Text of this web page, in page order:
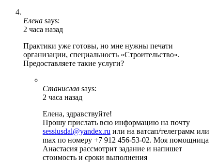
Елена says:
2 часа назад
Практики уже готовы, но мне нужны печати
организации, специальность «Строительство».
Предоставляете такие услуги?
Станислав says:
2 часа назад
Елена, здравствуйте!
Прошу прислать всю информацию на почту
sessiusdal@yandex.ru или на ватсап/телеграмм или
max по номеру +7 912 456-53-02. Моя помощница
Анастасия рассмотрит задание и напишет
стоимость и сроки выполнения